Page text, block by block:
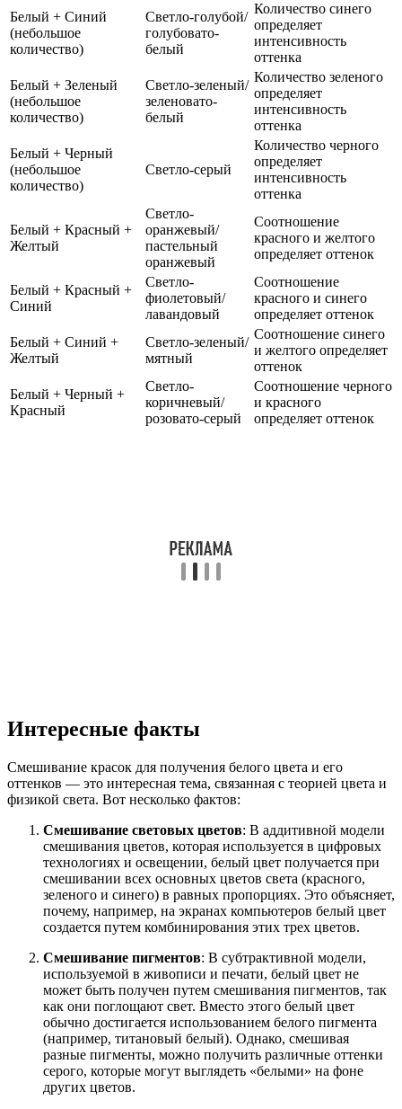
Белый + Синий
(небольшое
количество)
Светло-голубой/
голубовато-
белый
Количество синего
определяет
интенсивность
оттенка
Белый + Зеленый
(небольшое
количество)
Светло-зеленый/
зеленовато-
белый
Количество зеленого
определяет
интенсивность
оттенка
Белый + Черный
(небольшое
количество)
Светло-серый
Количество черного
определяет
интенсивность
оттенка
Белый + Красный +
Желтый
Светло-
оранжевый/
пастельный
оранжевый
Соотношение
красного и желтого
определяет оттенок
Белый + Красный +
Синий
Светло-
фиолетовый/
лавандовый
Соотношение
красного и синего
определяет оттенок
Белый + Синий +
Желтый
Светло-зеленый/
мятный
Соотношение синего
и желтого определяет
оттенок
Белый + Черный +
Красный
Светло-
коричневый/
розовато-серый
Соотношение черного
и красного
определяет оттенок
Интересные факты
Смешивание красок для получения белого цвета и его
оттенков — это интересная тема, связанная с теорией цвета и
физикой света. Вот несколько фактов:
Смешивание световых цветов: В аддитивной модели
смешивания цветов, которая используется в цифровых
технологиях и освещении, белый цвет получается при
смешивании всех основных цветов света (красного,
зеленого и синего) в равных пропорциях. Это объясняет,
почему, например, на экранах компьютеров белый цвет
создается путем комбинирования этих трех цветов.
Смешивание пигментов: В субтрактивной модели,
используемой в живописи и печати, белый цвет не
может быть получен путем смешивания пигментов, так
как они поглощают свет. Вместо этого белый цвет
обычно достигается использованием белого пигмента
(например, титановый белый). Однако, смешивая
разные пигменты, можно получить различные оттенки
серого, которые могут выглядеть «белыми» на фоне
других цветов.